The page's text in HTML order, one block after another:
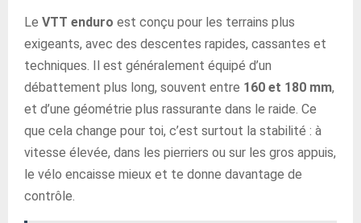
Le VTT enduro est conçu pour les terrains plus
exigeants, avec des descentes rapides, cassantes et
techniques. Il est généralement équipé d’un
débattement plus long, souvent entre 160 et 180 mm,
et d’une géométrie plus rassurante dans le raide. Ce
que cela change pour toi, c’est surtout la stabilité : à
vitesse élevée, dans les pierriers ou sur les gros appuis,
le vélo encaisse mieux et te donne davantage de
contrôle.